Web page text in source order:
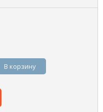
В корзину